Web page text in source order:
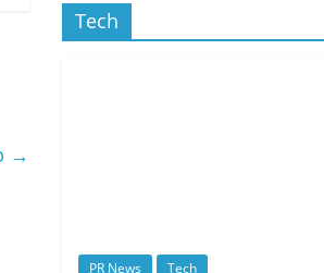
→
Tech
PR News Tech